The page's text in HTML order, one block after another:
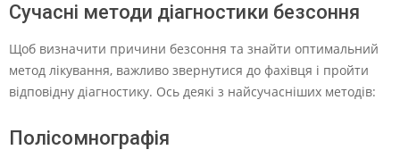
Сучасні методи діагностики безсоння
Щоб визначити причини безсоння та знайти оптимальний
метод лікування, важливо звернутися до фахівця і пройти
відповідну діагностику. Ось деякі з найсучасніших методів:
Полісомнографія